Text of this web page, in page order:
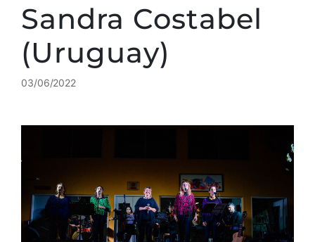
Sandra Costabel
(Uruguay)
03/06/2022